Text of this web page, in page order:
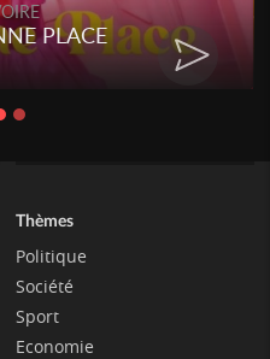
PLACE
Thèmes
Politique
Société
Sport
Economie